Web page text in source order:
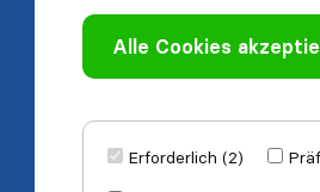
Alle Cookies
Erforderlich (2)